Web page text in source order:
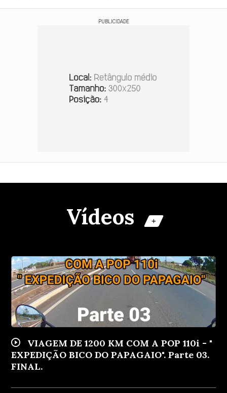
PUBLICIDADE
Vídeos +
VIAGEM DE 1200 KM COM A POP 110i - "
EXPEDIÇÃO BICO DO PAPAGAIO". Parte 03.
FINAL.